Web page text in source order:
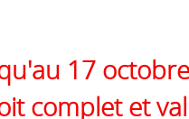
17
complet et